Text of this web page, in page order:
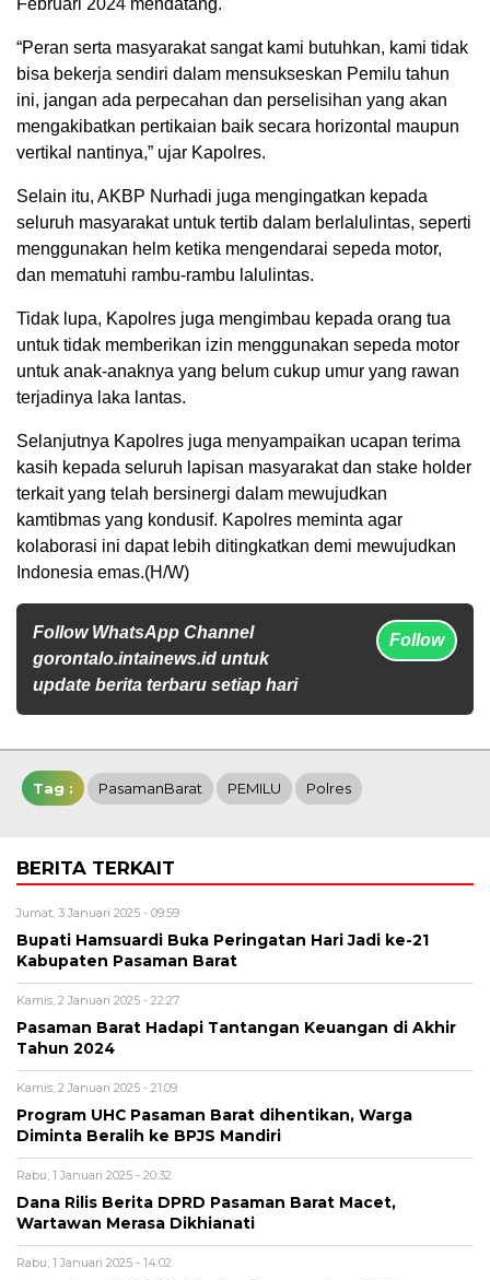
Februari 2024 mendatang.
“Peran serta masyarakat sangat kami butuhkan, kami tidak
bisa bekerja sendiri dalam mensukseskan Pemilu tahun
ini, jangan ada perpecahan dan perselisihan yang akan
mengakibatkan pertikaian baik secara horizontal maupun
vertikal nantinya,” ujar Kapolres.
Selain itu, AKBP Nurhadi juga mengingatkan kepada
seluruh masyarakat untuk tertib dalam berlalulintas, seperti
menggunakan helm ketika mengendarai sepeda motor,
dan mematuhi rambu-rambu lalulintas.
Tidak lupa, Kapolres juga mengimbau kepada orang tua
untuk tidak memberikan izin menggunakan sepeda motor
untuk anak-anaknya yang belum cukup umur yang rawan
terjadinya laka lantas.
Selanjutnya Kapolres juga menyampaikan ucapan terima
kasih kepada seluruh lapisan masyarakat dan stake holder
terkait yang telah bersinergi dalam mewujudkan
kamtibmas yang kondusif. Kapolres meminta agar
kolaborasi ini dapat lebih ditingkatkan demi mewujudkan
Indonesia emas.(H/W)
Follow WhatsApp Channel
gorontalo.intainews.id untuk
update berita terbaru setiap hari
Follow
Tag : PasamanBarat PEMILU Polres
BERITA TERKAIT
Jumat, 3 Januari 2025 - 09:59
Bupati Hamsuardi Buka Peringatan Hari Jadi ke-21
Kabupaten Pasaman Barat
Kamis, 2 Januari 2025 - 22:27
Pasaman Barat Hadapi Tantangan Keuangan di Akhir
Tahun 2024
Kamis, 2 Januari 2025 - 21:09
Program UHC Pasaman Barat dihentikan, Warga
Diminta Beralih ke BPJS Mandiri
Rabu, 1 Januari 2025 - 20:32
Dana Rilis Berita DPRD Pasaman Barat Macet,
Wartawan Merasa Dikhianati
Rabu, 1 Januari 2025 - 14:02